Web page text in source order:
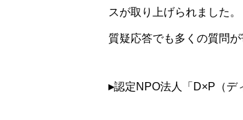
スが取り上げられました。
質疑応答でも多くの質問
▸認定NPO法人「D×P（デ